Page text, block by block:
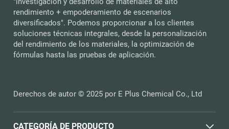
rendimiento + empoderamiento de escenarios
diversificados". Podemos proporcionar a los clientes
soluciones técnicas integrales, desde la personalización
del rendimiento de los materiales, la optimización de
fórmulas hasta las pruebas de aplicación.
Derechos de autor © 2025 por E Plus Chemical Co., Ltd
CATEGORÍA DE PRODUCTO